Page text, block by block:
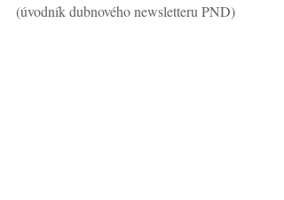
(úvodník dubnového newsletteru PND)